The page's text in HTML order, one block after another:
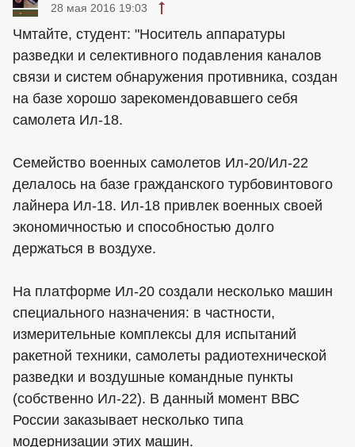
28 мая 2016 19:03
Чмтайте, студент: "Носитель аппаратуры
разведки и селективного подавления каналов
связи и систем обнаружения противника, создан
на базе хорошо зарекомендовавшего себя
самолета Ил-18.
Семейство военных самолетов Ил-20/Ил-22
делалось на базе гражданского турбовинтового
лайнера Ил-18. Ил-18 привлек военных своей
экономичностью и способностью долго
держаться в воздухе.
На платформе Ил-20 создали несколько машин
специального назначения: в частности,
измерительные комплексы для испытаний
ракетной техники, самолеты радиотехнической
разведки и воздушные командные пункты
(собственно Ил-22). В данный момент ВВС
России заказывает несколько типа
модернизации этих машин.